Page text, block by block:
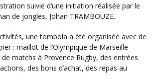
suivie d’une initiation réalisée par le
de jongles, Johan TRAMBOUZE.
: maillot de l’Olympique de Marseille
matchs à Provence Rugby, des entrées
des bons d’achat, des repas au